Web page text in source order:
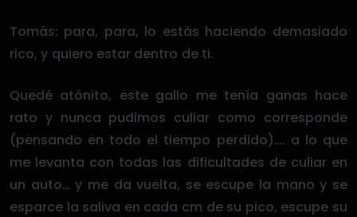
Tomás: para, para, lo estás haciendo demasiado
rico, y quiero estar dentro de ti.
Quedé atónito, este gallo me tenía ganas hace
rato y nunca pudimos culiar como corresponde
(pensando en todo el tiempo perdido)…. a lo que
me levanta con todas las dificultades de culiar en
un auto… y me da vuelta, se escupe la mano y se
esparce la saliva en cada cm de su pico, escupe su